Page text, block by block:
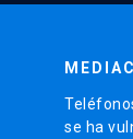
se ha